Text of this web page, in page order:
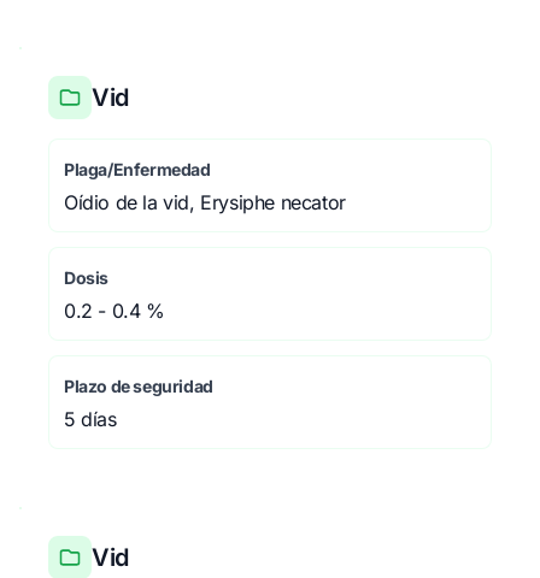
Vid
Plaga/Enfermedad
Oídio de la vid, Erysiphe necator
Dosis
0.2 - 0.4 %
Plazo de seguridad
5 días
Vid